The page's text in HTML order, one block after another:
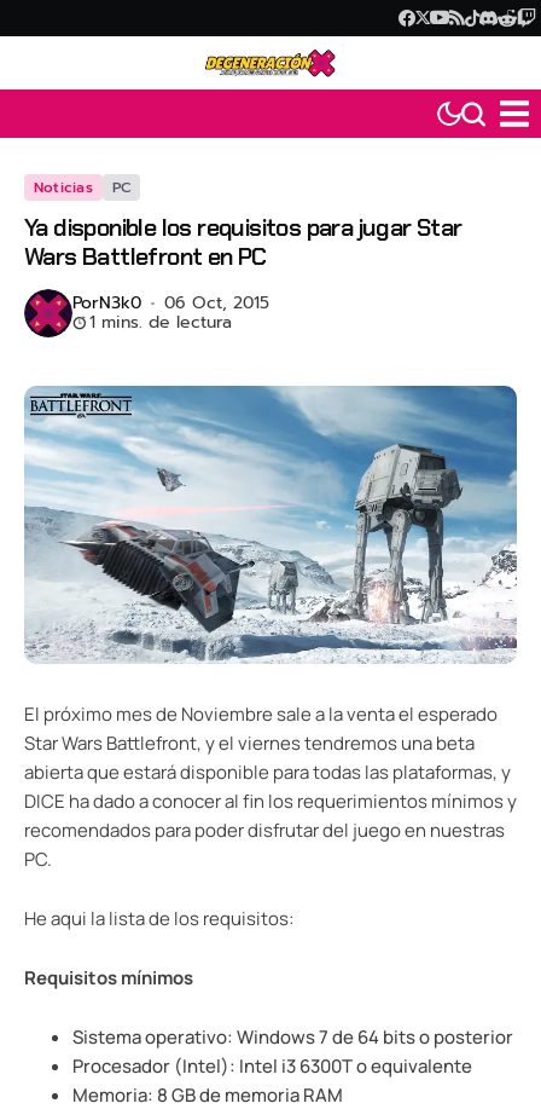
Noticias PC
Ya disponible los requisitos para jugar Star
Wars Battlefront en PC
PorN3k0 06 Oct, 2015
1 mins. de lectura
El próximo mes de Noviembre sale a la venta el esperado
Star Wars Battlefront, y el viernes tendremos una beta
abierta que estará disponible para todas las plataformas, y
DICE ha dado a conocer al fin los requerimientos mínimos y
recomendados para poder disfrutar del juego en nuestras
PC.
He aqui la lista de los requisitos:
Requisitos mínimos
Sistema operativo: Windows 7 de 64 bits o posterior
Procesador (Intel): Intel i3 6300T o equivalente
Memoria: 8 GB de memoria RAM